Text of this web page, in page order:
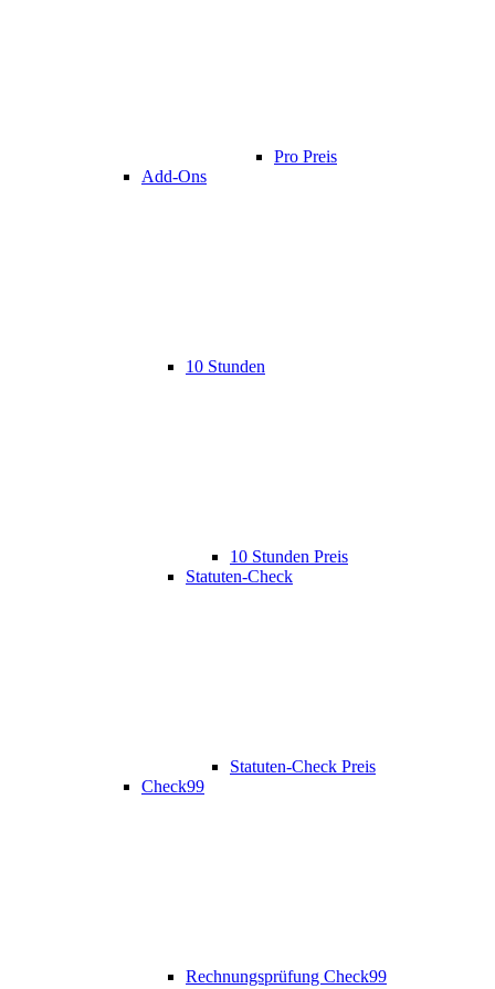
Pro Preis
Add-Ons
10 Stunden
10 Stunden Preis
Statuten-Check
Statuten-Check Preis
Check99
Rechnungsprüfung Check99